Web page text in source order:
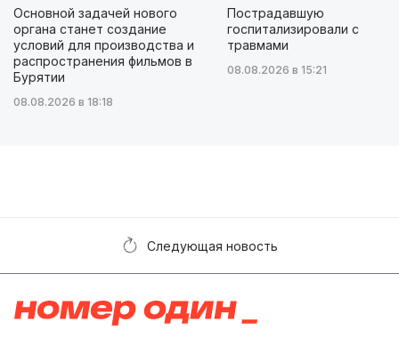
Основной задачей нового
органа станет создание
условий для производства и
распространения фильмов в
Бурятии
08.08.2026 в 18:18
Пострадавшую
госпитализировали с
травмами
08.08.2026 в 15:21
Следующая новость